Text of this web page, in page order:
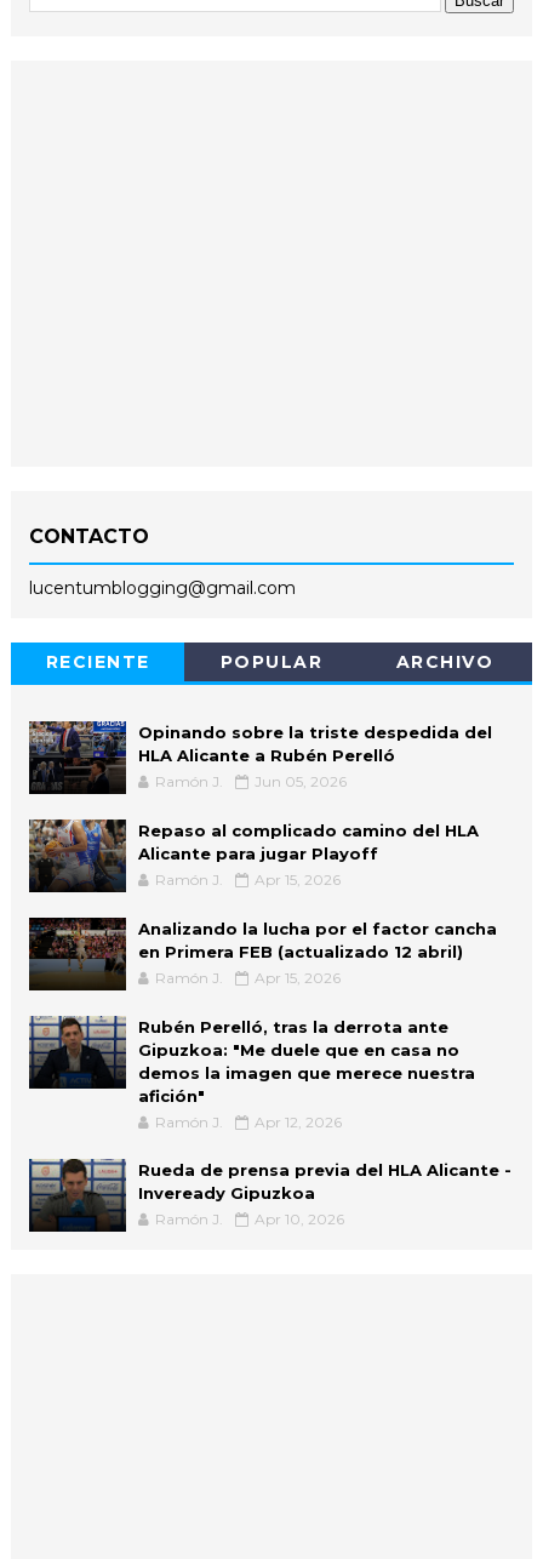
CONTACTO
lucentumblogging@gmail.com
RECIENTE POPULAR ARCHIVO
Opinando sobre la triste despedida del
HLA Alicante a Rubén Perelló
Ramón J. Jun 05, 2026
Repaso al complicado camino del HLA
Alicante para jugar Playoff
Ramón J. Apr 15, 2026
Analizando la lucha por el factor cancha
en Primera FEB (actualizado 12 abril)
Ramón J. Apr 15, 2026
Rubén Perelló, tras la derrota ante
Gipuzkoa: "Me duele que en casa no
demos la imagen que merece nuestra
afición"
Ramón J. Apr 12, 2026
Rueda de prensa previa del HLA Alicante -
Inveready Gipuzkoa
Ramón J. Apr 10, 2026